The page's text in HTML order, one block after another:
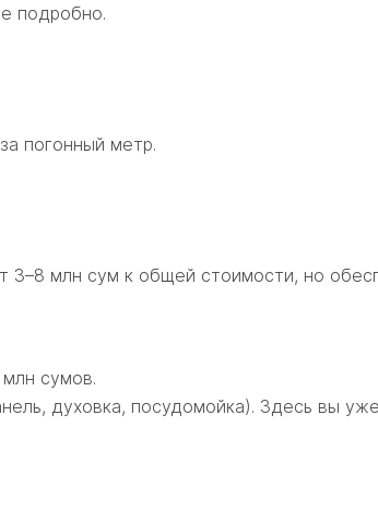
подробно.
погонный метр.
млн сум к общей стоимости, но
сумов.
духовка, посудомойка). Здесь вы